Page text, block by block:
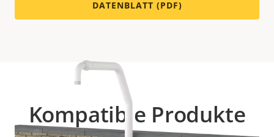
DATENBLATT (PDF)
Kompatible Produkte